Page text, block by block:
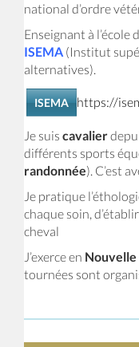
national d’ordre
Enseignant à
ISEMA (Institut
alternatives).
ISEMA https://
Je suis cavalier
différents sports
randonnée). C’est
Je pratique
chaque soin,
cheval
J’exerce en
tournées sont